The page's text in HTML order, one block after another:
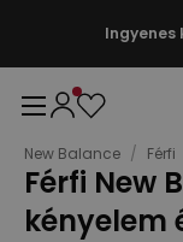
New Balance / Férfi
Férfi New
kényelem